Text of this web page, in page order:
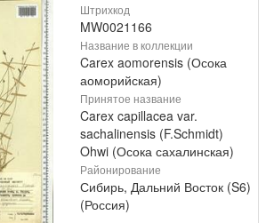
Штрихкод
MW0021166
Название в коллекции
Carex aomorensis (Осока
аоморийская)
Принятое название
Carex capillacea var.
sachalinensis (F.Schmidt)
Ohwi (Осока сахалинская)
Районирование
Сибирь, Дальний Восток (S6)
(Россия)